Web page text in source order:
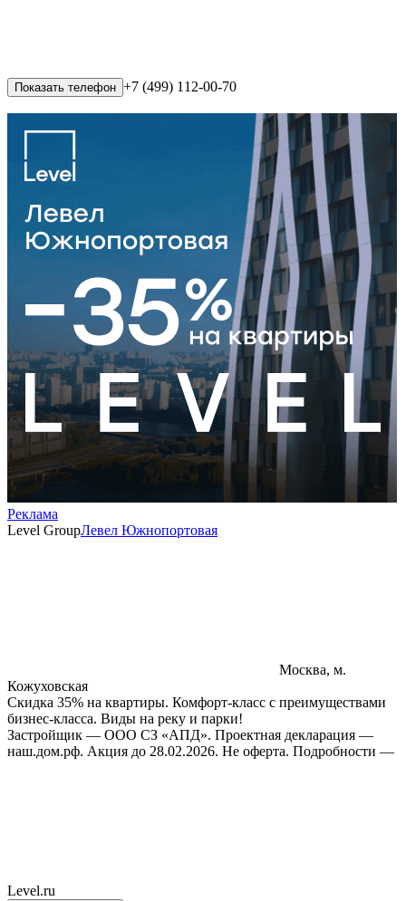
Показать телефон +7 (499) 112-00-70
Реклама
Level GroupЛевел Южнопортовая
Москва, м.
Кожуховская
Скидка 35% на квартиры. Комфорт-класс с преимуществами
бизнес-класса. Виды на реку и парки!
Застройщик — ООО СЗ «АПД». Проектная декларация —
наш.дом.рф. Акция до 28.02.2026. Не оферта. Подробности —
Level.ru